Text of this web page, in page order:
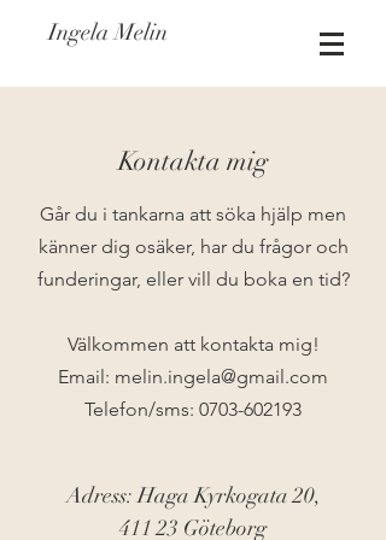
Ingela Melin
Kontakta mig
Går du i tankarna att söka hjälp men
känner dig osäker, har du frågor och
funderingar, eller vill du boka en tid?
Välkommen att kontakta mig!
Email: melin.ingela@gmail.com
Telefon/sms: 0703-602193
Adress: Haga Kyrkogata 20,
411 23 Göteborg